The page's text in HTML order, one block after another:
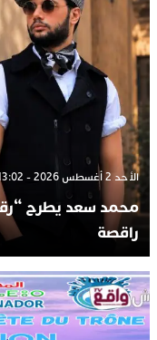
الأحد 2 أغسطس 2026 - 13:02
محمد سعد يطرح
راقصة